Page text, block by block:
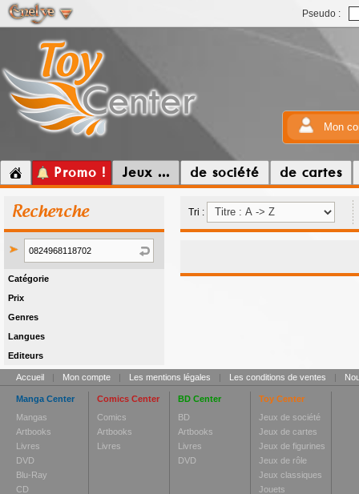
Pseudo :
Mon
Promo ! Jeux ... de société de cartes
Recherche
Catégorie
Prix
Genres
Langues
Editeurs
Tri :
Accueil | Mon compte | Les mentions légales | Les conditions de ventes |
Manga Center
Mangas
Artbooks
Livres
DVD
Blu-Ray
CD
Comics Center
Comics
Artbooks
Livres
BD Center
BD
Artbooks
Livres
DVD
Toy Center
Jeux de société
Jeux de cartes
Jeux de figurines
Jeux de rôle
Jeux classiques
Jouets